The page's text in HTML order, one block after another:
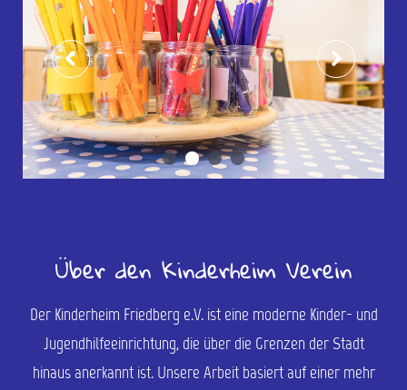
Über den Kinderheim Verein
Der Kinderheim Friedberg e.V. ist eine moderne Kinder- und
Jugendhilfeeinrichtung, die über die Grenzen der Stadt
hinaus anerkannt ist. Unsere Arbeit basiert auf einer mehr